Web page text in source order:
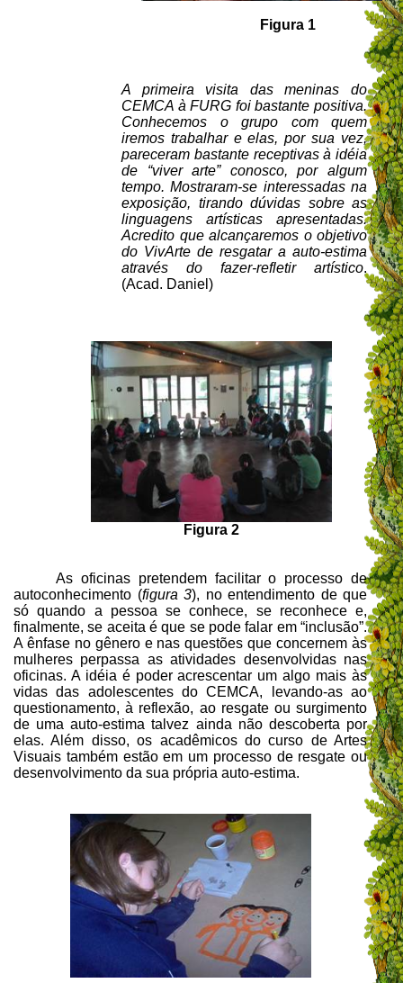
Figura 1
A primeira visita das meninas do
CEMCA à FURG foi bastante positiva.
Conhecemos o grupo com quem
iremos trabalhar e elas, por sua vez,
pareceram bastante receptivas à idéia
de “viver arte” conosco, por algum
tempo. Mostraram-se interessadas na
exposição, tirando dúvidas sobre as
linguagens artísticas apresentadas.
Acredito que alcançaremos o objetivo
do VivArte de resgatar a auto-estima
através do fazer-refletir artístico.
(Acad. Daniel)
Figura 2
As oficinas pretendem facilitar o processo de
autoconhecimento (figura 3), no entendimento de que
só quando a pessoa se conhece, se reconhece e,
finalmente, se aceita é que se pode falar em “inclusão”.
A ênfase no gênero e nas questões que concernem às
mulheres perpassa as atividades desenvolvidas nas
oficinas. A idéia é poder acrescentar um algo mais às
vidas das adolescentes do CEMCA, levando-as ao
questionamento, à reflexão, ao resgate ou surgimento
de uma auto-estima talvez ainda não descoberta por
elas. Além disso, os acadêmicos do curso de Artes
Visuais também estão em um processo de resgate ou
desenvolvimento da sua própria auto-estima.